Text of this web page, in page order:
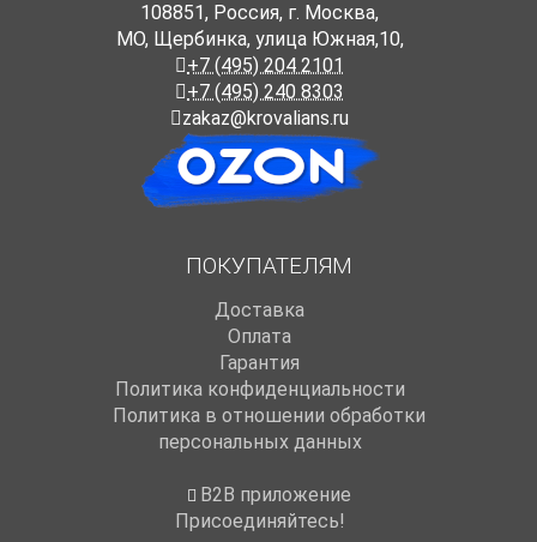
108851, Россия, г. Москва,
МО, Щербинка, улица Южная,10,
+7 (495) 204 2101
+7 (495) 240 8303
zakaz@krovalians.ru
ПОКУПАТЕЛЯМ
Доставка
Оплата
Гарантия
Политика конфиденциальности
Политика в отношении обработки
персональных данных
B2B приложение
Присоединяйтесь!